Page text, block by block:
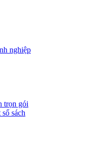
nghiệp
trọn gói
sách